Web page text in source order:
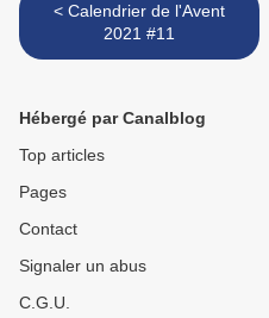
< Calendrier de l'Avent
2021 #11
Hébergé par Canalblog
Top articles
Pages
Contact
Signaler un abus
C.G.U.